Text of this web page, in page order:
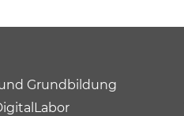
Grundbildung